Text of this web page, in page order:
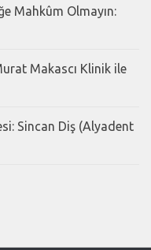
Mahkûm Olmayın:
Makascı Klinik ile
Sincan Diş (Alyadent